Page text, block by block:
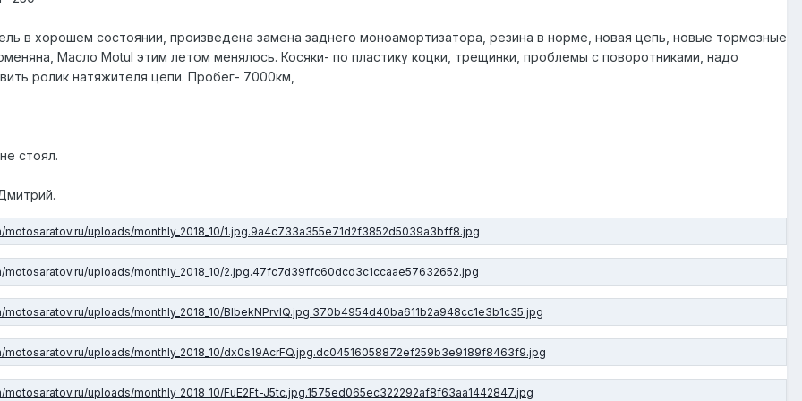
в хорошем состоянии, произведена замена заднего моноамортизатора, резина в норме, новая цепь, новые тормозные
Масло Motul этим летом менялось. Косяки- по пластику коцки, трещинки, проблемы с поворотниками, надо
ролик натяжителя цепи. Пробег- 7000км,
стоял.